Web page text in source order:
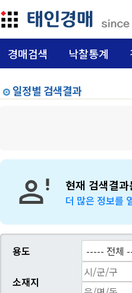
경매검색 낙찰통계
일정별 검색결과
현재 검색결
더 많은 정보를
용도
소재지